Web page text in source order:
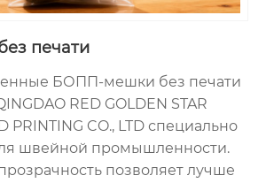
печати
БОПП-мешки без печати
RED GOLDEN STAR
PRINTING CO., LTD специально
швейной промышленности.
позволяет лучше